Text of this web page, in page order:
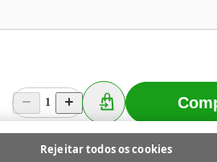
1
prévio. Fast Shop S. A. CNPJ:
Fast Shop - Todos os direitos
Selecionar os Cookies
Rejeitar todos os cookies